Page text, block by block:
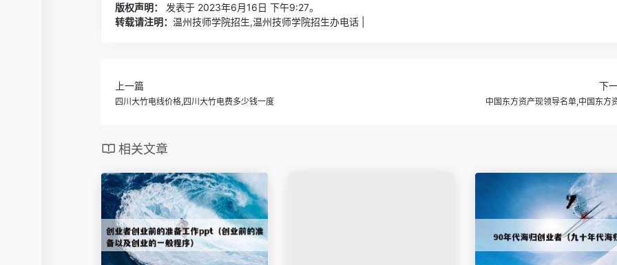
版权声明：
发表于 2023年6月16日 下午9:27。
转载请注明： 温州技师学院招生,温州技师学院招生办电话 |
上一篇
四川大竹电线价格,四川大竹电费多少钱一度
下
中国东方资产现领导名单,中国东方
相关文章